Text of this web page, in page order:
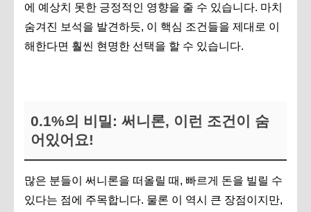
에 예상치 못한 긍정적인 영향을 줄 수 있습니다. 마치
숨겨진 보석을 발견하듯, 이 핵심 조건들을 제대로 이
해한다면 훨씬 현명한 선택을 할 수 있습니다.
0.1%의 비밀: 써니론, 이런 조건이 숨
어있어요!
많은 분들이 써니론을 떠올릴 때, 빠르게 돈을 빌릴 수
있다는 점에 주목합니다. 물론 이 역시 큰 장점이지만,